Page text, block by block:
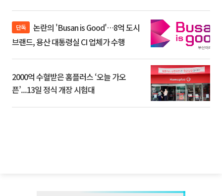
단독
브랜드, 용산 대통령실 CI 업체가 수행
2000억 수혈받은 홈플러스 ‘오늘 가오
픈’...13일 정식 개장 시험대